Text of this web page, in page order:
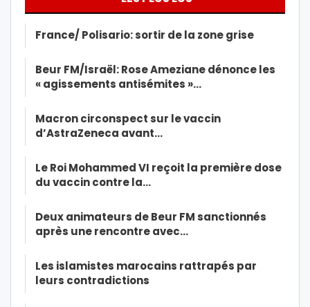
France/ Polisario: sortir de la zone grise
Beur FM/Israël: Rose Ameziane dénonce les
« agissements antisémites »…
Macron circonspect sur le vaccin
d’AstraZeneca avant…
Le Roi Mohammed VI reçoit la première dose
du vaccin contre la…
Deux animateurs de Beur FM sanctionnés
après une rencontre avec…
Les islamistes marocains rattrapés par
leurs contradictions